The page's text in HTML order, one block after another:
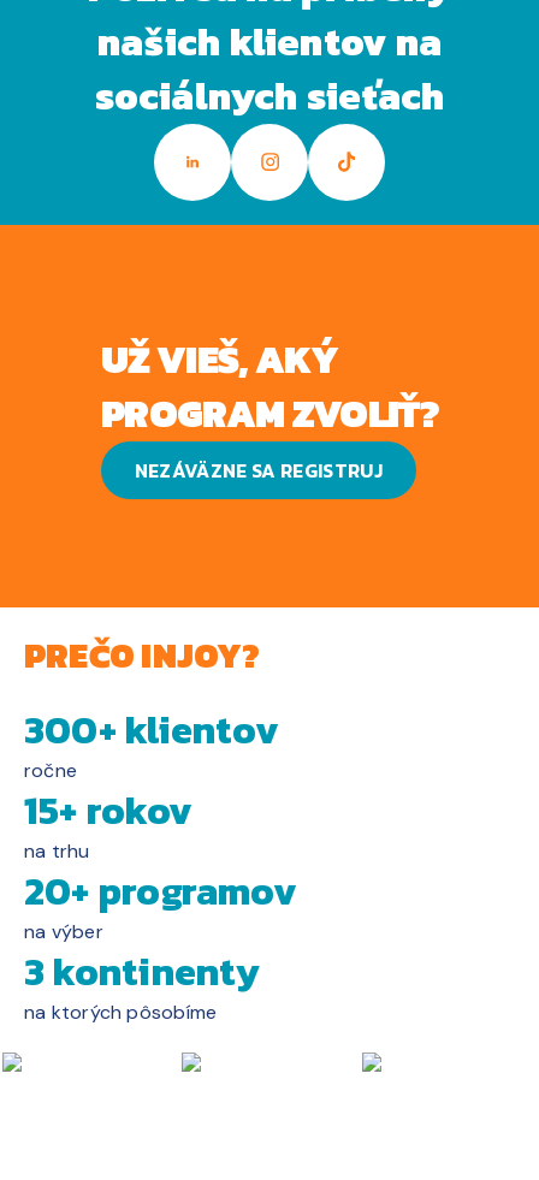
našich klientov na
sociálnych sieťach
UŽ VIEŠ, AKÝ
PROGRAM ZVOLIŤ?
NEZÁVÄZNE SA REGISTRUJ
PREČO INJOY?
300+ klientov
ročne
15+ rokov
na trhu
20+ programov
na výber
3 kontinenty
na ktorých pôsobíme